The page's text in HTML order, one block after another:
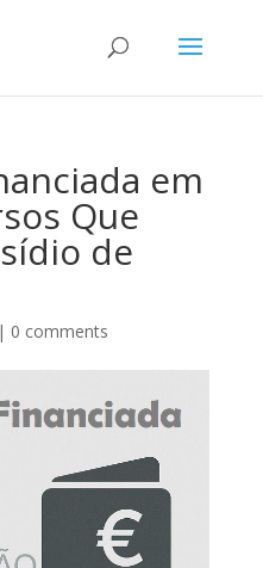
em
Que
de
0 comments